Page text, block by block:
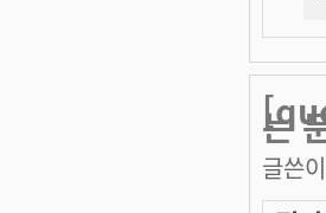
는
글쓴